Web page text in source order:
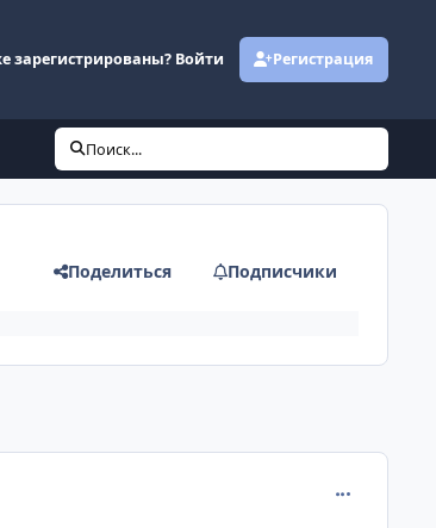
зарегистрированы? Войти Регистрация
Поиск...
Поделиться Подписчики